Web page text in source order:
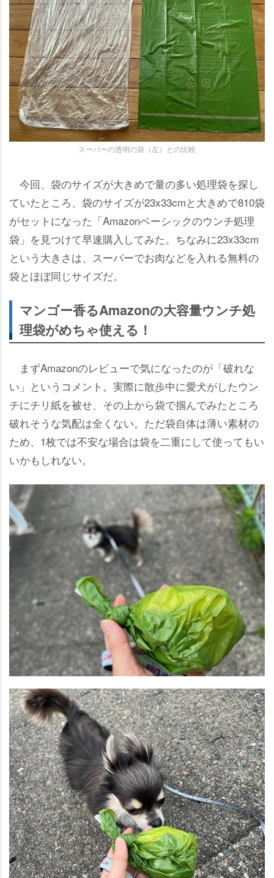
スーパーの透明の袋（左）との比較
今回、袋のサイズが大きめで量の多い処理袋を探し
ていたところ、袋のサイズが23x33cmと大きめで810袋
がセットになった「Amazonベーシックのウンチ処理
袋」を見つけて早速購入してみた。ちなみに23x33cm
という大きさは、スーパーでお肉などを入れる無料の
袋とほぼ同じサイズだ。
マンゴー香るAmazonの大容量ウンチ処
理袋がめちゃ使える！
まずAmazonのレビューで気になったのが「破れな
い」というコメント。実際に散歩中に愛犬がしたウン
チにチリ紙を被せ、その上から袋で掴んでみたところ
破れそうな気配は全くない。ただ袋自体は薄い素材の
ため、1枚では不安な場合は袋を二重にして使ってもい
いかもしれない。